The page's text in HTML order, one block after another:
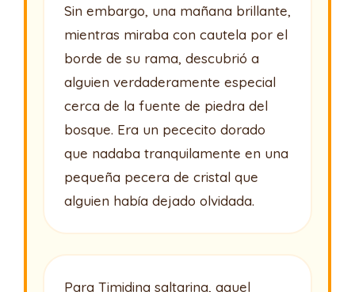
Sin embargo, una mañana brillante,
mientras miraba con cautela por el
borde de su rama, descubrió a
alguien verdaderamente especial
cerca de la fuente de piedra del
bosque. Era un pececito dorado
que nadaba tranquilamente en una
pequeña pecera de cristal que
alguien había dejado olvidada.
Para Timidina saltarina, aquel